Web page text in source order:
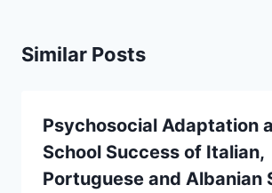
Similar Posts
Psychosocial Adaptation
School Success of Italian,
Portuguese and Albanian